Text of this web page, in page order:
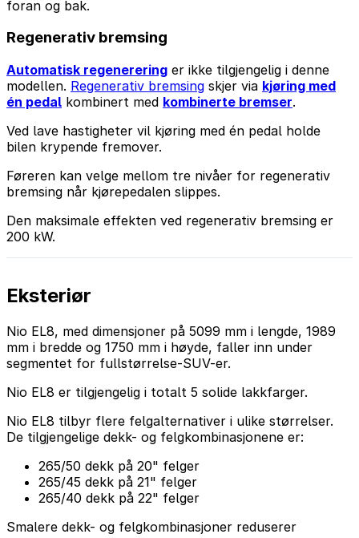
foran og bak.
Regenerativ bremsing
Automatisk regenerering er ikke tilgjengelig i denne
modellen. Regenerativ bremsing skjer via kjøring med
én pedal kombinert med kombinerte bremser.
Ved lave hastigheter vil kjøring med én pedal holde
bilen krypende fremover.
Føreren kan velge mellom tre nivåer for regenerativ
bremsing når kjørepedalen slippes.
Den maksimale effekten ved regenerativ bremsing er
200 kW.
Eksteriør
Nio EL8, med dimensjoner på 5099 mm i lengde, 1989
mm i bredde og 1750 mm i høyde, faller inn under
segmentet for fullstørrelse-SUV-er.
Nio EL8 er tilgjengelig i totalt 5 solide lakkfarger.
Nio EL8 tilbyr flere felgalternativer i ulike størrelser.
De tilgjengelige dekk- og felgkombinasjonene er:
265/50 dekk på 20" felger
265/45 dekk på 21" felger
265/40 dekk på 22" felger
Smalere dekk- og felgkombinasjoner reduserer